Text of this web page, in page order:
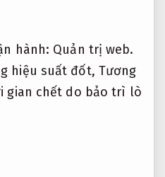
hành: Quản trị web.
hiệu suất đốt, Tương
gian chết do bảo trì lò